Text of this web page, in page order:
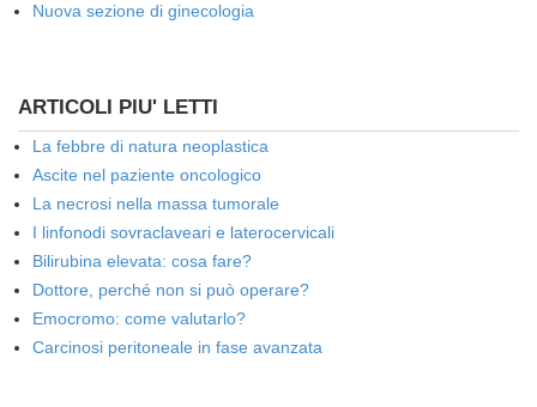
Nuova sezione di ginecologia
ARTICOLI PIU' LETTI
La febbre di natura neoplastica
Ascite nel paziente oncologico
La necrosi nella massa tumorale
I linfonodi sovraclaveari e laterocervicali
Bilirubina elevata: cosa fare?
Dottore, perché non si può operare?
Emocromo: come valutarlo?
Carcinosi peritoneale in fase avanzata